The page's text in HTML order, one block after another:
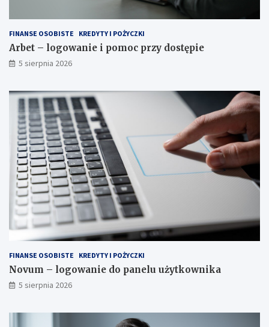
FINANSE OSOBISTE KREDYTY I POŻYCZKI
Arbet – logowanie i pomoc przy dostępie
5 sierpnia 2026
FINANSE OSOBISTE KREDYTY I POŻYCZKI
Novum – logowanie do panelu użytkownika
5 sierpnia 2026